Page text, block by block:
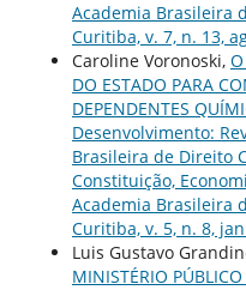
Academia Brasileira
Curitiba, v. 7, n. 13,
Caroline Voronoski,
DO ESTADO PARA
DEPENDENTES
Desenvolvimento:
Brasileira de Direito
Constituição,
Academia Brasileira
Curitiba, v. 5, n. 8,
Luis Gustavo
MINISTÉRIO